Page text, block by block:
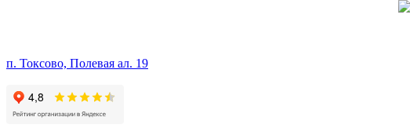
п. Токсово, Полевая ал. 19